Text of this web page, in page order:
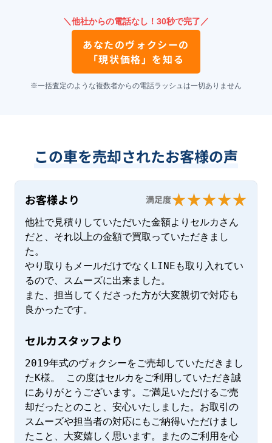
＼他社からの電話なし！30秒で完了／
あなたのヴォクシーの
「現状価格」を知る
※一括査定のような複数者からの電話ラッシュは一切ありません
この車を売却されたお客様の声
お客様より 満足度
他社で見積りしていただいた金額よりセルカさん
だと、それ以上の金額で買取っていただきまし
た。
やり取りもメールだけでなくLINEも取り入れてい
るので、スムーズに出来ました。
また、担当してくださった方が大変親切で対応も
良かったです。
セルカスタッフより
2019年式のヴォクシーをご売却していただきまし
たK様。 この度はセルカをご利用していただき誠
にありがとうございます。ご満足いただけるご売
却だったとのこと、安心いたしました。お取引の
スムーズや担当者の対応にもご納得いただけまし
たこと、大変嬉しく思います。またのご利用を心